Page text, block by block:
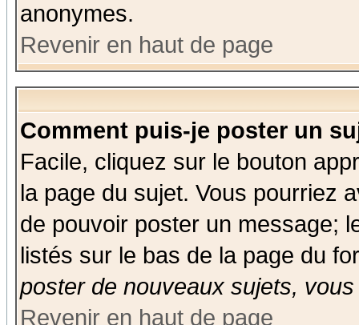
anonymes.
Revenir en haut de page
Comment puis-je poster un
Facile, cliquez sur le bouton
la page du sujet. Vous pourriez
de pouvoir poster un message;
listés sur le bas de la page du
poster de nouveaux sujets,
Revenir en haut de page